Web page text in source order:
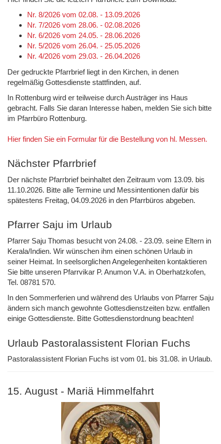
Nr. 8/2026 vom 02.08. - 13.09.2026
Nr. 7/2026 vom 28.06. - 02.08.2026
Nr. 6/2026 vom 24.05. - 28.06.2026
Nr. 5/2026 vom 26.04. - 25.05.2026
Nr. 4/2026 vom 29.03. - 26.04.2026
Der gedruckte Pfarrbrief liegt in den Kirchen, in denen
regelmäßig Gottesdienste stattfinden, auf.
In Rottenburg wird er teilweise durch Austräger ins Haus
gebracht. Falls Sie daran Interesse haben, melden Sie sich bitte
im Pfarrbüro Rottenburg.
Hier finden Sie ein Formular für die Bestellung von hl. Messen.
Nächster Pfarrbrief
Der nächste Pfarrbrief beinhaltet den Zeitraum vom 13.09. bis
11.10.2026. Bitte alle Termine und Messintentionen dafür bis
spätestens Freitag, 04.09.2026 in den Pfarrbüros abgeben.
Pfarrer Saju im Urlaub
Pfarrer Saju Thomas besucht von 24.08. - 23.09. seine Eltern in
Kerala/Indien. Wir wünschen ihm einen schönen Urlaub in
seiner Heimat. In seelsorglichen Angelegenheiten kontaktieren
Sie bitte unseren Pfarrvikar P. Anumon V.A. in Oberhatzkofen,
Tel. 08781 570.
In den Sommerferien und während des Urlaubs von Pfarrer Saju
ändern sich manch gewohnte Gottesdienstzeiten bzw. entfallen
einige Gottesdienste. Bitte Gottesdienstordnung beachten!
Urlaub Pastoralassistent Florian Fuchs
Pastoralassistent Florian Fuchs ist vom 01. bis 31.08. in Urlaub.
15. August - Mariä Himmelfahrt